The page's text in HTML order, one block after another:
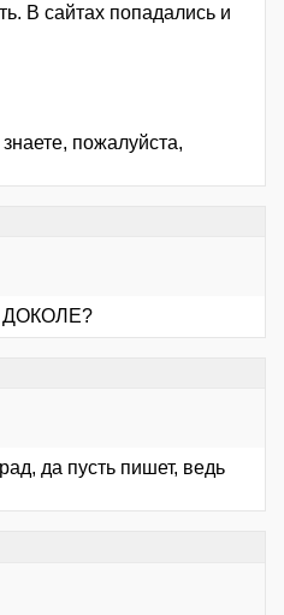
В сайтах попадались и
пожалуйста,
ДОКОЛЕ?
да пусть пишет, ведь